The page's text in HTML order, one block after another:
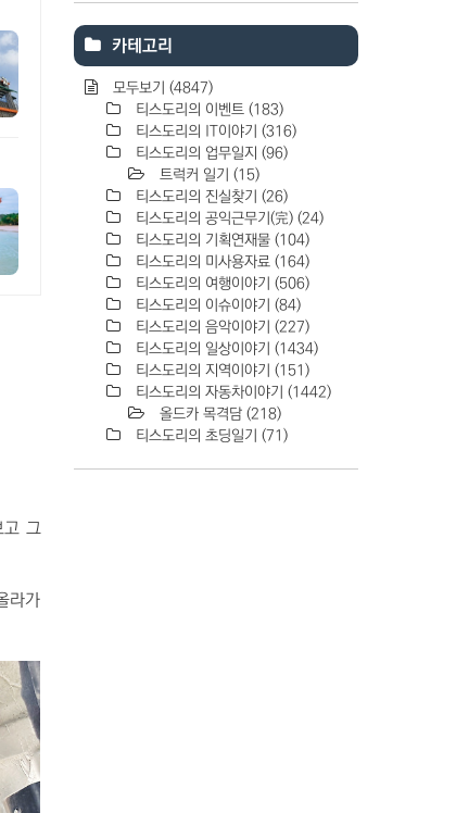
고 그
라가
카테고리
모두보기 (4847)
티스도리의 이벤트 (183)
티스도리의 IT이야기 (316)
티스도리의 업무일지 (96)
트럭커 일기 (15)
티스도리의 진실찾기 (26)
티스도리의 공익근무기(完) (24)
티스도리의 기획연재물 (104)
티스도리의 미사용자료 (164)
티스도리의 여행이야기 (506)
티스도리의 이슈이야기 (84)
티스도리의 음악이야기 (227)
티스도리의 일상이야기 (1434)
티스도리의 지역이야기 (151)
티스도리의 자동차이야기 (1442)
올드카 목격담 (218)
티스도리의 초딩일기 (71)